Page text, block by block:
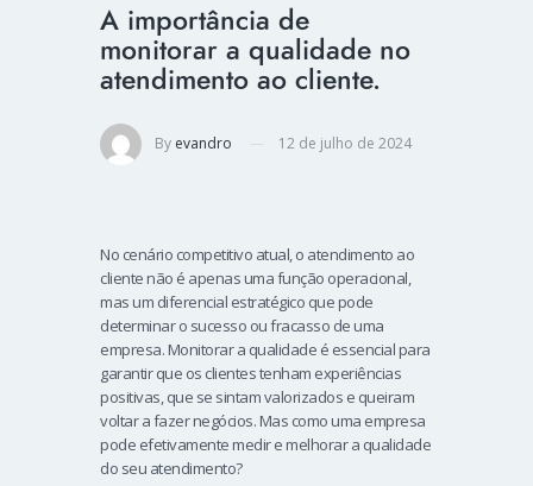
A importância de
monitorar a qualidade no
atendimento ao cliente.
By evandro 12 de julho de 2024
No cenário competitivo atual, o atendimento ao
cliente não é apenas uma função operacional,
mas um diferencial estratégico que pode
determinar o sucesso ou fracasso de uma
empresa. Monitorar a qualidade é essencial para
garantir que os clientes tenham experiências
positivas, que se sintam valorizados e queiram
voltar a fazer negócios. Mas como uma empresa
pode efetivamente medir e melhorar a qualidade
do seu atendimento?